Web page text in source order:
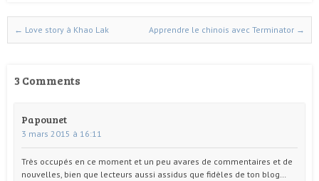
Naviguer dans les articles
← Love story à Khao Lak Apprendre le chinois avec Terminator →
3 Comments
Papounet
3 mars 2015 à 16:11
Très occupés en ce moment et un peu avares de commentaires et de
nouvelles, bien que lecteurs aussi assidus que fidèles de ton blog…